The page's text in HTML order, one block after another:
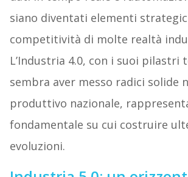
siano diventati elementi
competitività di molte realtà
L’Industria 4.0, con i suoi pilastri
sembra aver messo radici solide
produttivo nazionale,
fondamentale su cui costruire
evoluzioni.